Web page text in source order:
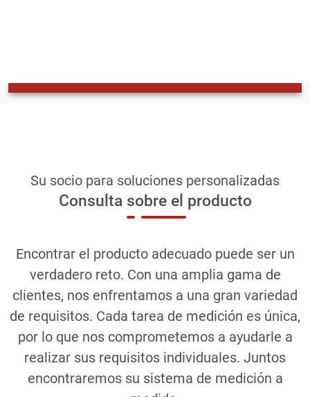
Su socio para soluciones personalizadas
Consulta sobre el producto
Encontrar el producto adecuado puede ser un
verdadero reto. Con una amplia gama de
clientes, nos enfrentamos a una gran variedad
de requisitos. Cada tarea de medición es única,
por lo que nos comprometemos a ayudarle a
realizar sus requisitos individuales. Juntos
encontraremos su sistema de medición a